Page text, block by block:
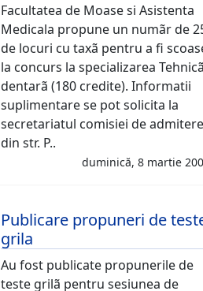
Facultatea de Moase si Asistenta
Medicala propune un numãr de
de locuri cu taxã pentru a fi
la concurs la specializarea Tehnicã
dentarã (180 credite). Informatii
suplimentare se pot solicita la
secretariatul comisiei de
din str. P..
duminică, 8 martie
Publicare propuneri de
grila
Au fost publicate propunerile de
teste grilã pentru sesiunea de